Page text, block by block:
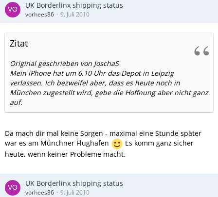
UK Borderlinx shipping status
vorhees86 9. Juli 2010
Zitat
Original geschrieben von JoschaS
Mein iPhone hat um 6.10 Uhr das Depot in Leipzig
verlassen. Ich bezweifel aber, dass es heute noch in
München zugestellt wird, gebe die Hoffnung aber nicht ganz
auf.
Da mach dir mal keine Sorgen - maximal eine Stunde später
war es am Münchner Flughafen
Es komm ganz sicher
heute, wenn keiner Probleme macht.
UK Borderlinx shipping status
vorhees86 9. Juli 2010